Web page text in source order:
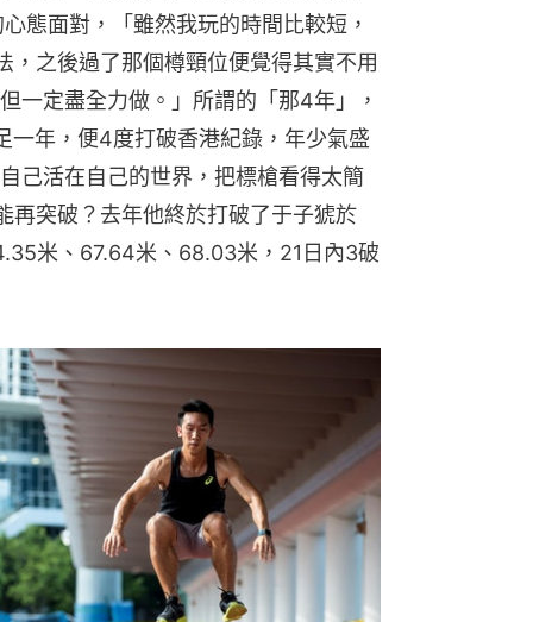
態面對，「雖然我玩的時間比較短，
之後過了那個樽頸位便覺得其實不用
一定盡全力做。」所謂的「那4年」，
一年，便4度打破香港紀錄，年少氣盛
己活在自己的世界，把標槍看得太簡
再突破？去年他終於打破了于子猇於
米、67.64米、68.03米，21日內3破